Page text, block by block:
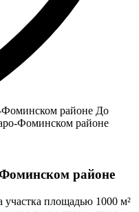
До
районе
участка площадью 1000 м²